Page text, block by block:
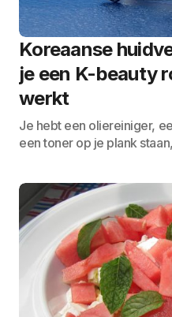
Koreaanse
je een K-beauty
werkt
Je hebt een oliereiniger,
een toner op je plank